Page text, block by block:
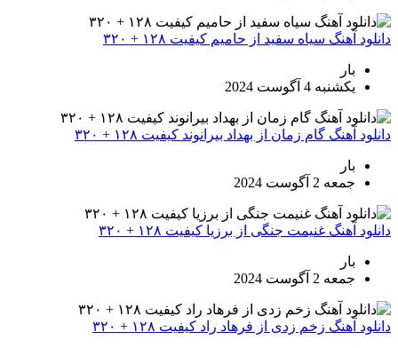
دانلود آهنگ سیاه سفید از حامیم کیفیت ۱۲۸ + ۳۲۰
بار
یکشنبه 4 آگوست 2024
دانلود آهنگ گام زمان از بهداد بیرانوند کیفیت ۱۲۸ + ۳۲۰
بار
جمعه 2 آگوست 2024
دانلود آهنگ غنیمت جنگی از برزیا کیفیت ۱۲۸ + ۳۲۰
بار
جمعه 2 آگوست 2024
دانلود آهنگ زخم زدی از فرهاد راد کیفیت ۱۲۸ + ۳۲۰